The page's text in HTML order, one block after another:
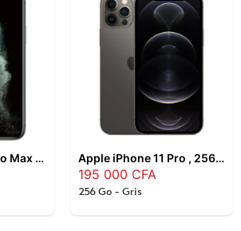
Apple iPhone 11 Pro Max , 512 Go , Vert nuit Apple iPhone 11 Pro , 256 Go , Gris
195 000 CFA
256 Go - Gris